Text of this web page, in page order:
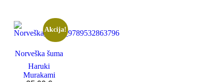
Akcija!
Norveška šuma
Haruki
Murakami